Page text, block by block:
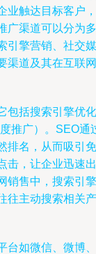
业触达目标客户，
广渠道可以分为多
引擎营销、社交媒
渠道及其在互联网
包括搜索引擎优化
推广）。SEO通
排名，从而吸引免
击，让企业迅速出
销售中，搜索引擎
往主动搜索相关产
台如微信、微博、